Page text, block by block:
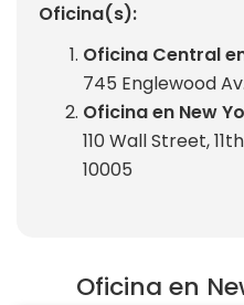
Oficina(s):
Oficina Central
745 Englewood
Oficina en New
110 Wall Street,
10005
Oficina en